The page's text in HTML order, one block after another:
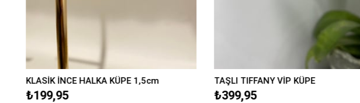
KLASİK İNCE HALKA KÜPE 1,5cm
₺199,95
TAŞLI TIFFANY VİP KÜPE
₺399,95